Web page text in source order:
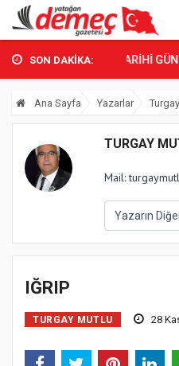
SON DAKİKA:
YATAĞAN’DA TARİHİ GÜN:
Ana Sayfa Yazarlar
TURGAY
Mail:
IĞRIP
TURGAY MUTLU 28